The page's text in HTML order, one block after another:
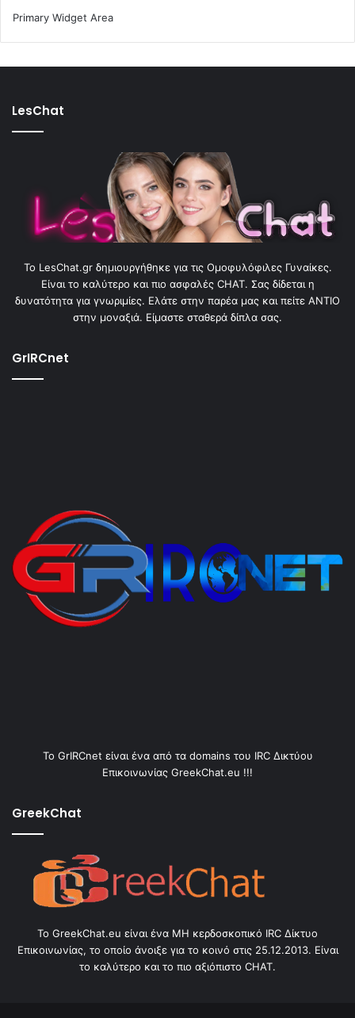
Primary Widget Area
LesChat
To LesChat.gr δημιουργήθηκε για τις Ομοφυλόφιλες Γυναίκες.
Είναι το καλύτερο και πιο ασφαλές CHAT. Σας δίδεται η
δυνατότητα για γνωριμίες. Ελάτε στην παρέα μας και πείτε ΑΝΤΙΟ
στην μοναξιά. Είμαστε σταθερά δίπλα σας.
GrIRCnet
Το GrIRCnet είναι ένα από τα domains του IRC Δικτύου
Επικοινωνίας GreekChat.eu !!!
GreekChat
Το GreekChat.eu είναι ένα ΜΗ κερδοσκοπικό IRC Δίκτυο
Επικοινωνίας, το οποίο άνοιξε για το κοινό στις 25.12.2013. Είναι
το καλύτερο και το πιο αξιόπιστο CHAT.